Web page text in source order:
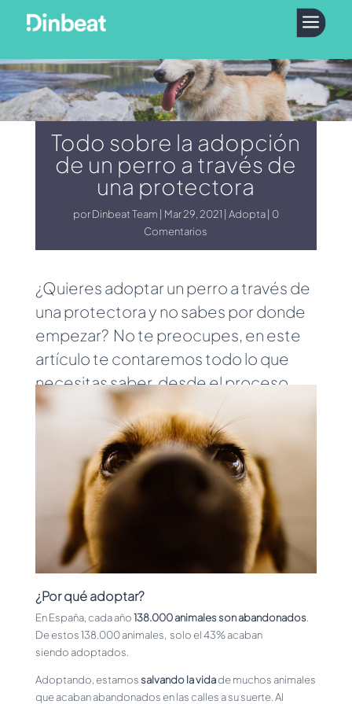
a
Todo sobre la adopción
de un perro a través de
una protectora
porDinbeat Team Mar 29, 2021 Adopta 0
Comentarios
¿Quieres adoptar un perro a través de
una protectora y no sabes por donde
empezar? No te preocupes, en este
artículo te contaremos todo lo que
necesitas saber, desde el proceso
legal hasta las diferentes ventajas de
adoptar a un cachorro o a un perro
adulto, pasando por plazos, requisitos
y otras formas de ayudar si no puedes
recurrir a la adopción.
¿Por qué adoptar?
En España, cada año138.000 animales son abandonados.
De estos 138.000 animales, solo el 43% acaban
siendo adoptados.
Adoptando, estamossalvando la vidade muchos animales
que acaban abandonados en las calles a su suerte. Al